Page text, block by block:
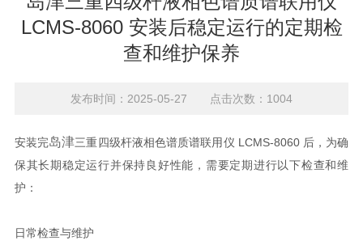
LCMS-8060 安装后稳定运行的定期检
查和维护保养
发布时间：2025-05-27 点击次数：1004
安装完岛津三重四级杆液相色谱质谱联用仪 LCMS-8060 后，为确
保其长期稳定运行并保持良好性能，需要定期进行以下检查和维
护：
日常检查与维护